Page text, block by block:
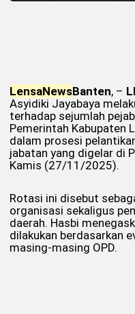
LensaNewsBanten, –
Asyidiki Jayabaya
terhadap sejumlah
Pemerintah Kabupaten
dalam prosesi
jabatan yang digelar di
Kamis (27/11/2025).
Rotasi ini disebut
organisasi sekaligus
daerah. Hasbi
dilakukan berdasarkan
masing-masing OPD.